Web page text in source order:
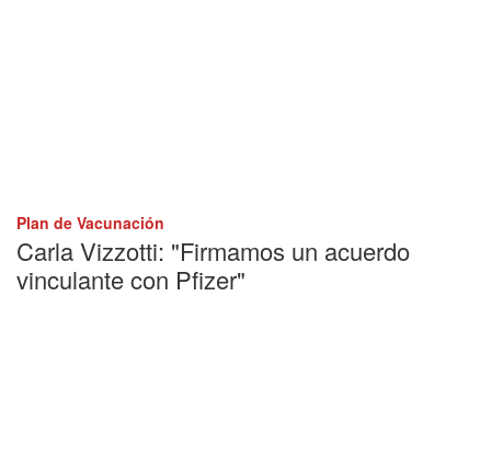
Plan de Vacunación
Carla Vizzotti: "Firmamos un acuerdo
vinculante con Pfizer"